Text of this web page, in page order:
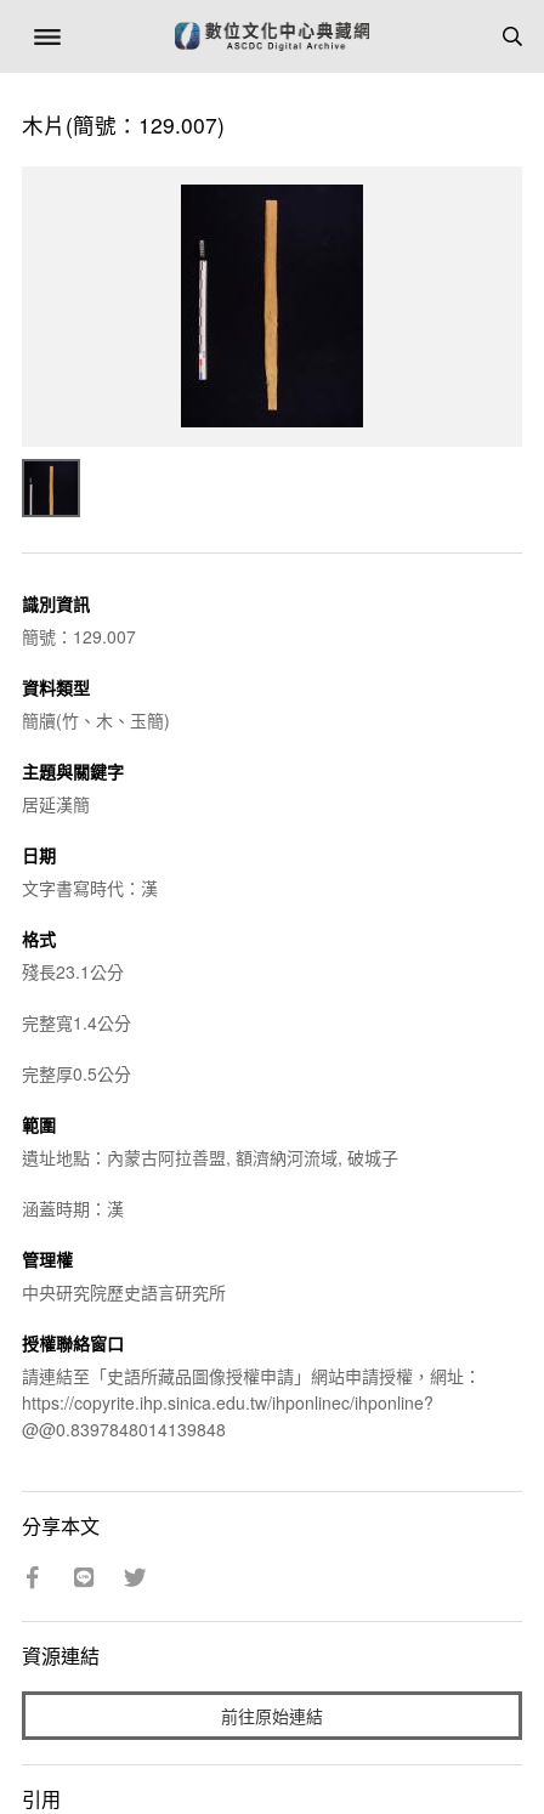
木片(簡號：129.007)
識別資訊
簡號：129.007
資料類型
簡牘(竹、木、玉簡)
主題與關鍵字
居延漢簡
日期
文字書寫時代：漢
格式
殘長23.1公分
完整寬1.4公分
完整厚0.5公分
範圍
遺址地點：內蒙古阿拉善盟, 額濟納河流域, 破城子
涵蓋時期：漢
管理權
中央研究院歷史語言研究所
授權聯絡窗口
請連結至「史語所藏品圖像授權申請」網站申請授權，網址：
https://copyrite.ihp.sinica.edu.tw/ihponlinec/ihponline?
@@0.8397848014139848
分享本文
資源連結
前往原始連結
引用